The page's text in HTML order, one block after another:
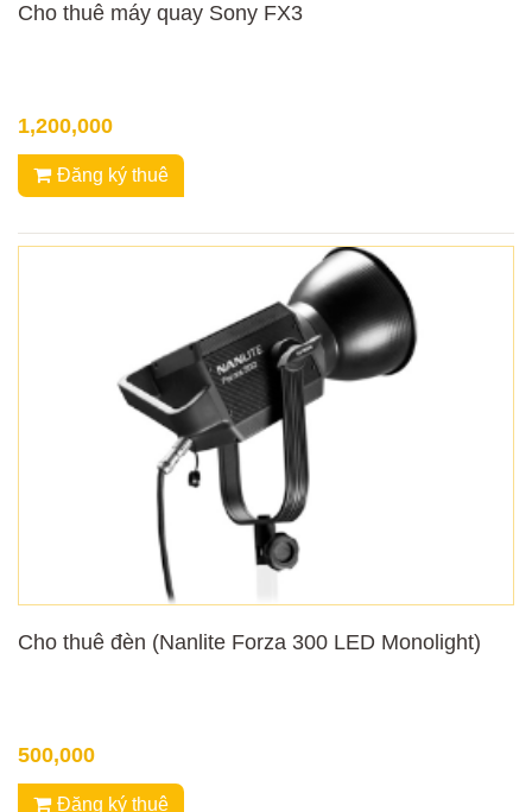
Cho thuê máy quay Sony FX3
1,200,000
Đăng ký thuê
Cho thuê đèn (Nanlite Forza 300 LED Monolight)
500,000
Đăng ký thuê